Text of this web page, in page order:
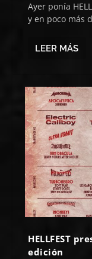
Ayer ponía
y en poco más
LEER MÁS
HELLFEST
edición